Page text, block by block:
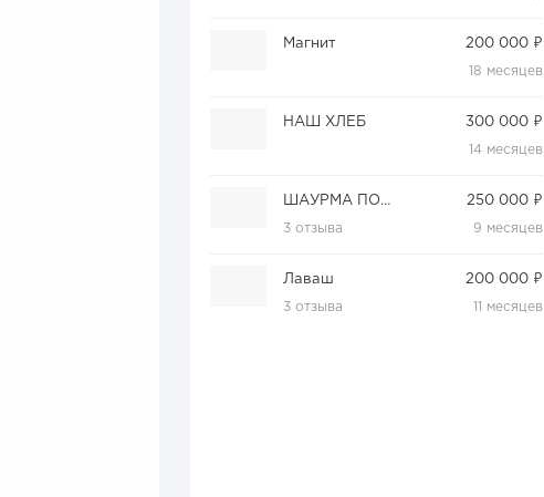
Магнит 200 000 ₽
18 месяцев
НАШ ХЛЕБ 300 000 ₽
14 месяцев
ШАУРМА ПО-БРАТСКИ
3 отзыва
250 000 ₽
9 месяцев
Лаваш
3 отзыва
200 000 ₽
11 месяцев